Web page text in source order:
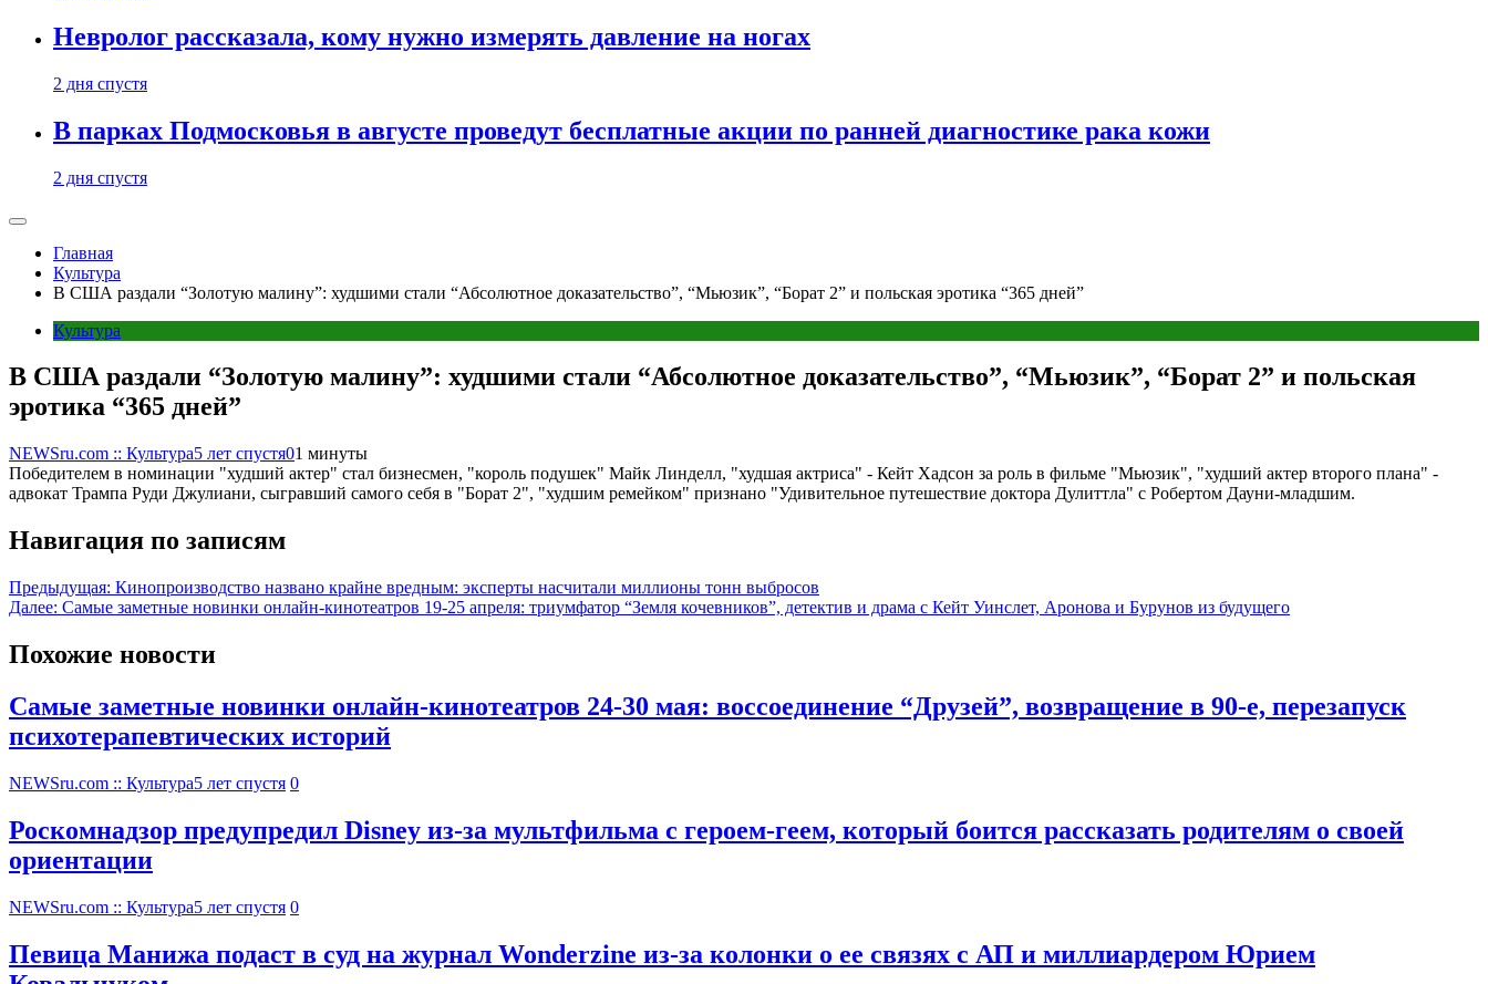
Невролог рассказала, кому нужно измерять давление на ногах
2 дня спустя
В парках Подмосковья в августе проведут бесплатные акции по ранней диагностике рака кожи
2 дня спустя
Главная
Культура
В США раздали “Золотую малину”: худшими стали “Абсолютное доказательство”, “Мьюзик”, “Борат 2” и польская эротика “365 дней”
Культура
В США раздали “Золотую малину”: худшими стали “Абсолютное доказательство”, “Мьюзик”, “Борат 2” и польская
эротика “365 дней”
NEWSru.com :: Культура5 лет спустя01 минуты
Победителем в номинации "худший актер" стал бизнесмен, "король подушек" Майк Линделл, "худшая актриса" - Кейт Хадсон за роль в фильме "Мьюзик", "худший актер второго плана" -
адвокат Трампа Руди Джулиани, сыгравший самого себя в "Борат 2", "худшим ремейком" признано "Удивительное путешествие доктора Дулиттла" с Робертом Дауни-младшим.
Навигация по записям
Предыдущая: Кинопроизводство названо крайне вредным: эксперты насчитали миллионы тонн выбросов
Далее: Самые заметные новинки онлайн-кинотеатров 19-25 апреля: триумфатор “Земля кочевников”, детектив и драма с Кейт Уинслет, Аронова и Бурунов из будущего
Похожие новости
Самые заметные новинки онлайн-кинотеатров 24-30 мая: воссоединение “Друзей”, возвращение в 90-е, перезапуск
психотерапевтических историй
NEWSru.com :: Культура5 лет спустя 0
Роскомнадзор предупредил Disney из-за мультфильма c героем-геем, который боится рассказать родителям о своей
ориентации
NEWSru.com :: Культура5 лет спустя 0
Певица Манижа подаст в суд на журнал Wonderzine из-за колонки о ее связях с АП и миллиардером Юрием